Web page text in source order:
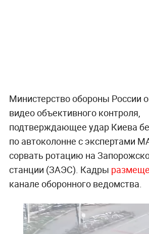
Министерство обороны России
видео объективного контроля,
подтверждающее удар Киева
по автоколонне с экспертами
сорвать ротацию на
станции (ЗАЭС). Кадры
канале оборонного ведомства.